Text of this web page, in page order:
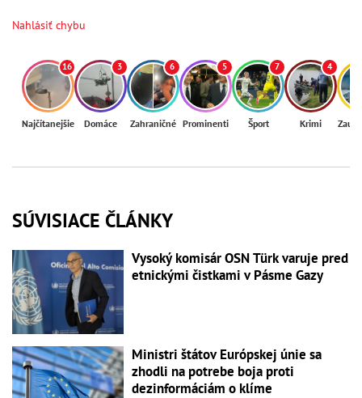
Nahlásiť chybu
16
Najčítanejšie
3
Domáce
6
Zahraničné
5
Prominenti
7
Šport
4
Krimi
SÚVISIACE ČLÁNKY
Vysoký komisár OSN Türk varuje pred
etnickými čistkami v Pásme Gazy
Ministri štátov Európskej únie sa
zhodli na potrebe boja proti
dezinformáciám o klíme